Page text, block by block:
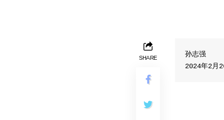
SHARE
孙志强
2024年2月